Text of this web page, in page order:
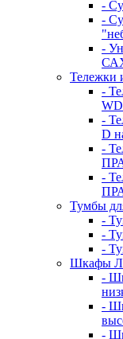
-
-
-
Тележки
-
-
D
-
-
Тумбы
-
-
-
Шкафы
-
-
-